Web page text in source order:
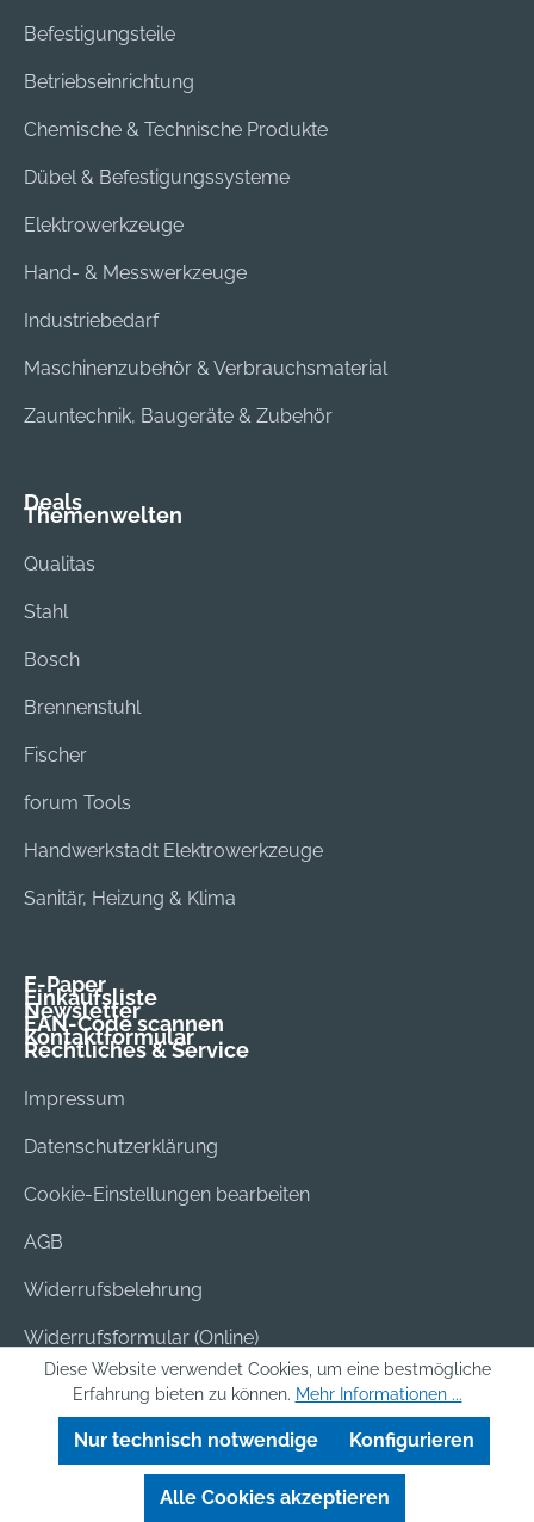
Befestigungsteile
Betriebseinrichtung
Chemische & Technische Produkte
Dübel & Befestigungssysteme
Elektrowerkzeuge
Hand- & Messwerkzeuge
Industriebedarf
Maschinenzubehör & Verbrauchsmaterial
Zauntechnik, Baugeräte & Zubehör
Deals
Themenwelten
Qualitas
Stahl
Bosch
Brennenstuhl
Fischer
forum Tools
Handwerkstadt Elektrowerkzeuge
Sanitär, Heizung & Klima
E-Paper
Einkaufsliste
Newsletter
EAN-Code scannen
Kontaktformular
Rechtliches & Service
Impressum
Datenschutzerklärung
Cookie-Einstellungen bearbeiten
AGB
Widerrufsbelehrung
Widerrufsformular (Online)
Versand & Bezahlung
Batterieentsorgung
Diese Website verwendet Cookies, um eine bestmögliche
Erfahrung bieten zu können. Mehr Informationen ...
Nur technisch notwendige Konfigurieren
Alle Cookies akzeptieren